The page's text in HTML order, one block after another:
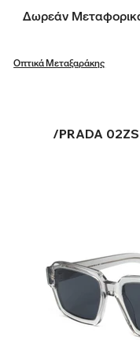
Δωρεάν
Οπτικά Μεταξαράκης
/PRADA